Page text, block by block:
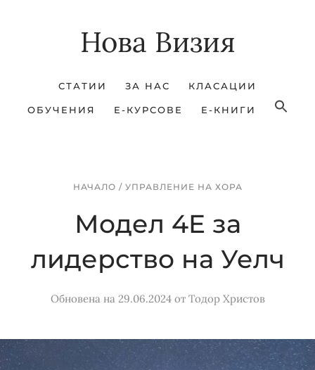
Нова Визия
СТАТИИ ЗА НАС КЛАСАЦИИ
ОБУЧЕНИЯ Е-КУРСОВЕ Е-КНИГИ
НАЧАЛО / УПРАВЛЕНИЕ НА ХОРА
Модел 4E за
лидерство на Уелч
Обновена на 29.06.2024от Тодор Христов